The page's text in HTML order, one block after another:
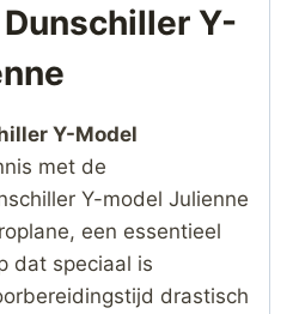
Y-
Y-Model
met de
Y-model Julienne
een essentieel
dat speciaal is
drastisch